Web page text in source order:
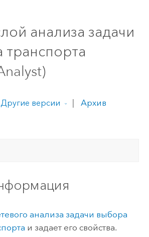
анализа задачи
Другие версии
Архив
анализа задачи выбора
и задает его свойства.